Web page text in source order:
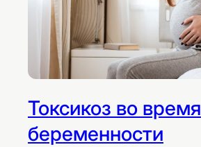
Токсикоз во время
беременности